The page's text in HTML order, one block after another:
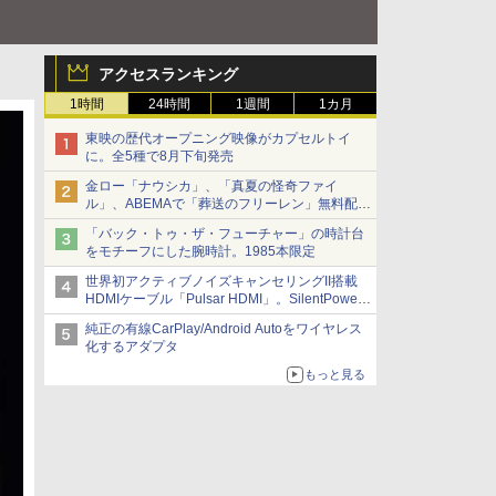
アクセスランキング
1時間 24時間 1週間 1カ月
東映の歴代オープニング映像がカプセルトイ
に。全5種で8月下旬発売
金ロー「ナウシカ」、「真夏の怪奇ファイ
ル」、ABEMAで「葬送のフリーレン」無料配信
など。夏の特番・配信情報
「バック・トゥ・ザ・フューチャー」の時計台
をモチーフにした腕時計。1985本限定
世界初アクティブノイズキャンセリングII搭載
HDMIケーブル「Pulsar HDMI」。SilentPower
から
純正の有線CarPlay/Android Autoをワイヤレス
化するアダプタ
もっと見る